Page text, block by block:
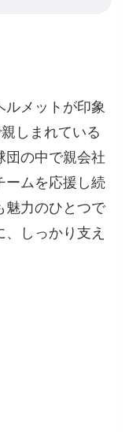
メットが印象
しまれている
団の中で親会社
ームを応援し続
魅力のひとつで
しっかり支え